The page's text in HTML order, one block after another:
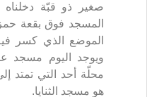
صغير ذو قبّة دخلناه
المسجد فوق بقعة
الموضع الذي كسر
ويوجد اليوم مسجد
محلّة أحد التي تمتد
هو مسجد الثنايا.